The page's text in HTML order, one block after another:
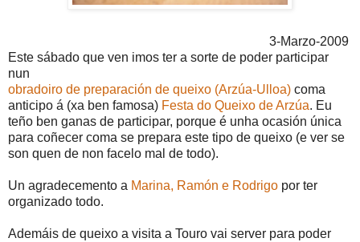
3-Marzo-2009
Este sábado que ven imos ter a sorte de poder participar
nun
obradoiro de preparación de queixo (Arzúa-Ulloa) coma
anticipo á (xa ben famosa) Festa do Queixo de Arzúa. Eu
teño ben ganas de participar, porque é unha ocasión única
para coñecer coma se prepara este tipo de queixo (e ver se
son quen de non facelo mal de todo).
Un agradecemento a Marina, Ramón e Rodrigo por ter
organizado todo.
Ademáis de queixo a visita a Touro vai server para poder